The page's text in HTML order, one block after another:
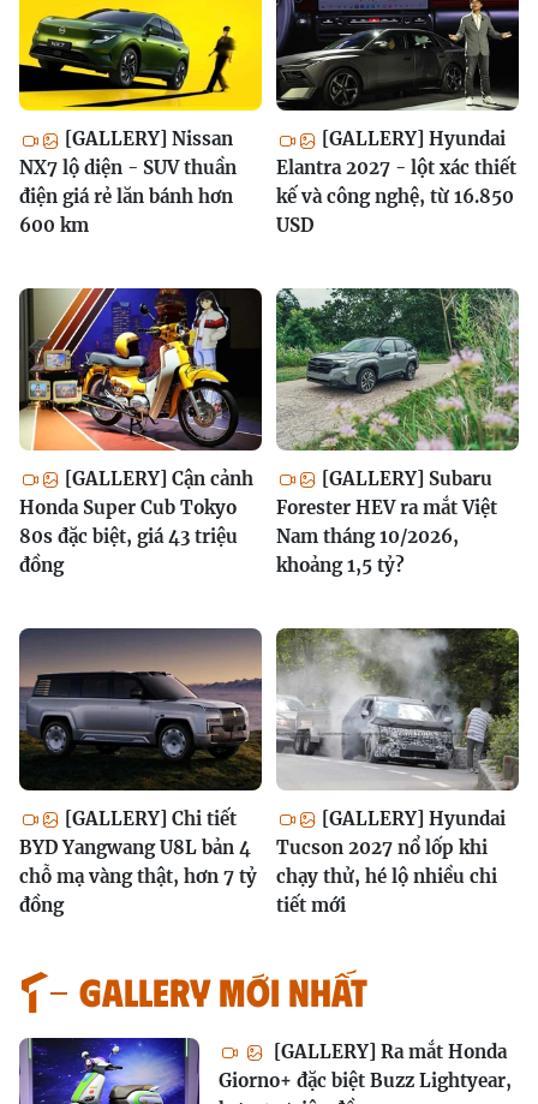
[GALLERY] Nissan
NX7 lộ diện - SUV thuần
điện giá rẻ lăn bánh hơn
600 km
[GALLERY] Hyundai
Elantra 2027 - lột xác thiết
kế và công nghệ, từ 16.850
USD
[GALLERY] Cận cảnh
Honda Super Cub Tokyo
80s đặc biệt, giá 43 triệu
đồng
[GALLERY] Subaru
Forester HEV ra mắt Việt
Nam tháng 10/2026,
khoảng 1,5 tỷ?
[GALLERY] Chi tiết
BYD Yangwang U8L bản 4
chỗ mạ vàng thật, hơn 7 tỷ
đồng
[GALLERY] Hyundai
Tucson 2027 nổ lốp khi
chạy thử, hé lộ nhiều chi
tiết mới
GALLERY MỚI NHẤT
[GALLERY] Ra mắt Honda
Giorno+ đặc biệt Buzz Lightyear,